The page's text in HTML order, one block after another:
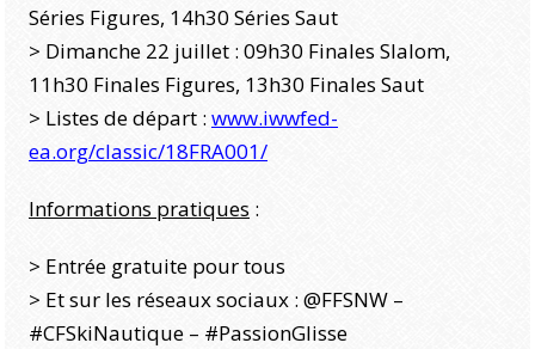
Séries Figures, 14h30 Séries Saut
> Dimanche 22 juillet : 09h30 Finales Slalom,
11h30 Finales Figures, 13h30 Finales Saut
> Listes de départ : www.iwwfed-
ea.org/classic/18FRA001/
Informations pratiques :
> Entrée gratuite pour tous
> Et sur les réseaux sociaux : @FFSNW –
#CFSkiNautique – #PassionGlisse